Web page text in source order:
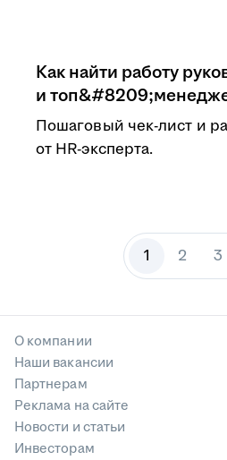
Как найти работу
и
Пошаговый чек-лист и
от HR-эксперта.
1 2 3
О компании
Наши вакансии
Партнерам
Реклама на сайте
Новости и статьи
Инвесторам